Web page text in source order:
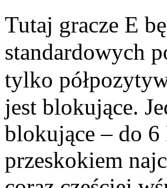
Tutaj gracze E
standardowych
tylko
jest blokujące.
blokujące – do
przeskokiem